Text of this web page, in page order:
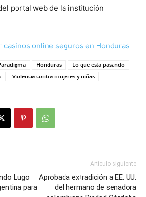
portal web de la institución
casinos online seguros en Honduras
Honduras
Lo que esta pasando
Violencia contra mujeres y niñas
Lugo
para
Artículo siguiente
Aprobada extradición a EE. UU.
del hermano de senadora